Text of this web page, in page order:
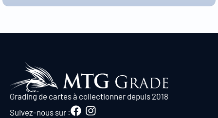
Grading de cartes à collectionner depuis 2018
Suivez-nous sur :